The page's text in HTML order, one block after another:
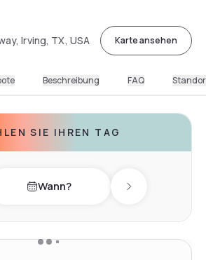
Irving, TX, USA Karte ansehen
Beschreibung FAQ
SIE IHREN TAG
day Wann? Next day